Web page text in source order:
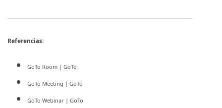
Referencias:
GoTo Room | GoTo
GoTo Meeting | GoTo
GoTo Webinar | GoTo